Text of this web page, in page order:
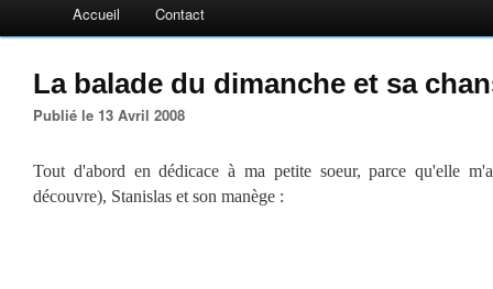
Accueil Contact
La balade du dimanche et sa
Publié le 13 Avril 2008
Tout d'abord en dédicace à ma petite soeur, parce qu'elle
découvre), Stanislas et son manège :